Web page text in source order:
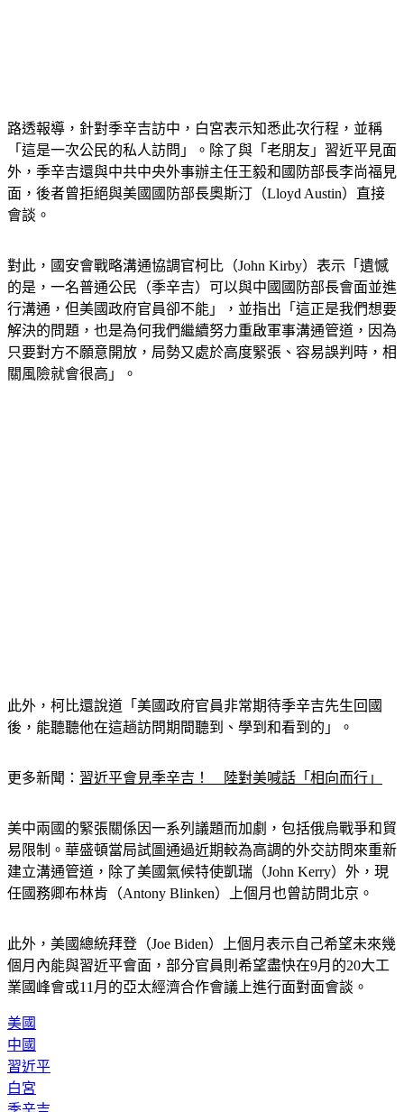
路透報導，針對季辛吉訪中，白宮表示知悉此次行程，並稱
「這是一次公民的私人訪問」。除了與「老朋友」習近平見面
外，季辛吉還與中共中央外事辦主任王毅和國防部長李尚福見
面，後者曾拒絕與美國國防部長奧斯汀（Lloyd Austin）直接
會談。
對此，國安會戰略溝通協調官柯比（John Kirby）表示「遺憾
的是，一名普通公民（季辛吉）可以與中國國防部長會面並進
行溝通，但美國政府官員卻不能」，並指出「這正是我們想要
解決的問題，也是為何我們繼續努力重啟軍事溝通管道，因為
只要對方不願意開放，局勢又處於高度緊張、容易誤判時，相
關風險就會很高」。
此外，柯比還說道「美國政府官員非常期待季辛吉先生回國
後，能聽聽他在這趟訪問期間聽到、學到和看到的」。
更多新聞： 習近平會見季辛吉！　陸對美喊話「相向而行」
美中兩國的緊張關係因一系列議題而加劇，包括俄烏戰爭和貿
易限制。華盛頓當局試圖通過近期較為高調的外交訪問來重新
建立溝通管道，除了美國氣候特使凱瑞（John Kerry）外，現
任國務卿布林肯（Antony Blinken）上個月也曾訪問北京。
此外，美國總統拜登（Joe Biden）上個月表示自己希望未來幾
個月內能與習近平會面，部分官員則希望盡快在9月的20大工
業國峰會或11月的亞太經濟合作會議上進行面對面會談。
美國
中國
習近平
白宮